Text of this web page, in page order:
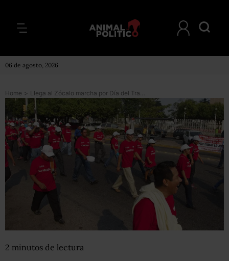
06 de agosto, 2026
Home > Llega al Zócalo marcha por Día del Trabajo
2 minutos de lectura